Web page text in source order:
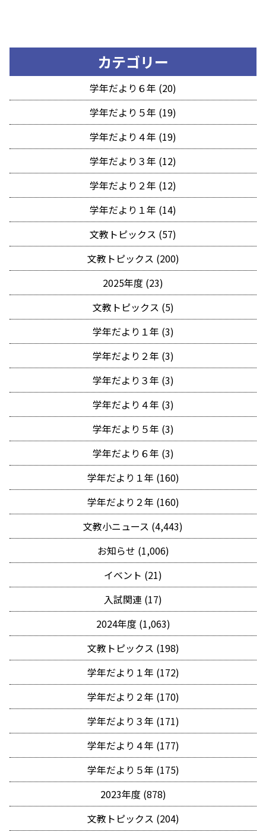
カテゴリー
学年だより６年 (20)
学年だより５年 (19)
学年だより４年 (19)
学年だより３年 (12)
学年だより２年 (12)
学年だより１年 (14)
文教トピックス (57)
文教トピックス (200)
2025年度 (23)
文教トピックス (5)
学年だより１年 (3)
学年だより２年 (3)
学年だより３年 (3)
学年だより４年 (3)
学年だより５年 (3)
学年だより６年 (3)
学年だより１年 (160)
学年だより２年 (160)
文教小ニュース (4,443)
お知らせ (1,006)
イベント (21)
入試関連 (17)
2024年度 (1,063)
文教トピックス (198)
学年だより１年 (172)
学年だより２年 (170)
学年だより３年 (171)
学年だより４年 (177)
学年だより５年 (175)
2023年度 (878)
文教トピックス (204)